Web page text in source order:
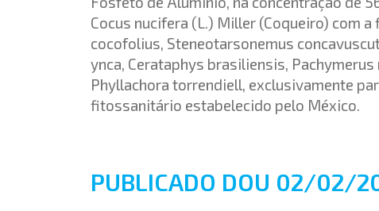
Cocus nucifera (L.) Miller (Coqueiro) com
cocofolius, Steneotarsonemus
ynca, Cerataphys brasiliensis,
Phyllachora torrendiell, exclusivamente
fitossanitário estabelecido pelo México.
PUBLICADO DOU 02/02/